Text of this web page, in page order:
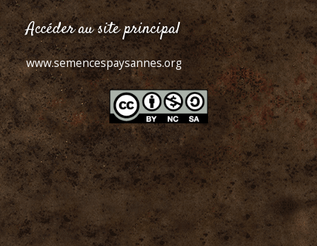
Accéder au site principal
www.semencespaysannes.org